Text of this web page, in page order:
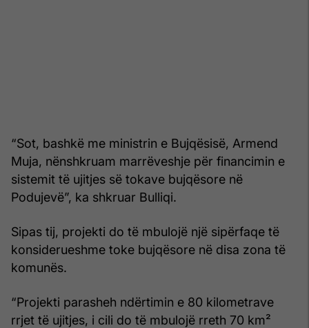
“Sot, bashkë me ministrin e Bujqësisë, Armend
Muja, nënshkruam marrëveshje për financimin e
sistemit të ujitjes së tokave bujqësore në
Podujevë”, ka shkruar Bulliqi.
Sipas tij, projekti do të mbulojë një sipërfaqe të
konsiderueshme toke bujqësore në disa zona të
komunës.
“Projekti parasheh ndërtimin e 80 kilometrave
rrjet të ujitjes, i cili do të mbulojë rreth 70 km²